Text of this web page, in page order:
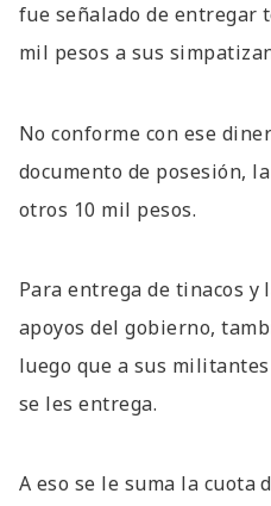
fue señalado de entregar
mil pesos a sus
No conforme con ese
documento de posesión,
otros 10 mil pesos.
Para entrega de tinacos
apoyos del gobierno,
luego que a sus
se les entrega.
A eso se le suma la cuota